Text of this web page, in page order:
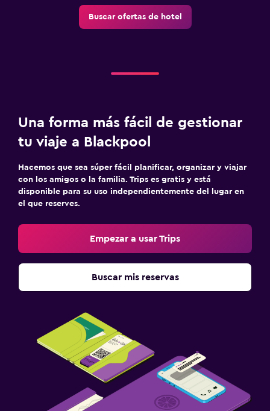
Buscar ofertas de hotel
Una forma más fácil de gestionar
tu viaje a Blackpool
Hacemos que sea súper fácil planificar, organizar y viajar
con los amigos o la familia. Trips es gratis y está
disponible para su uso independientemente del lugar en
el que reserves.
Empezar a usar Trips
Buscar mis reservas